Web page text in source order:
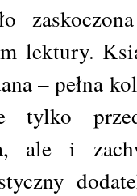
lektury.
– pełna
ale i